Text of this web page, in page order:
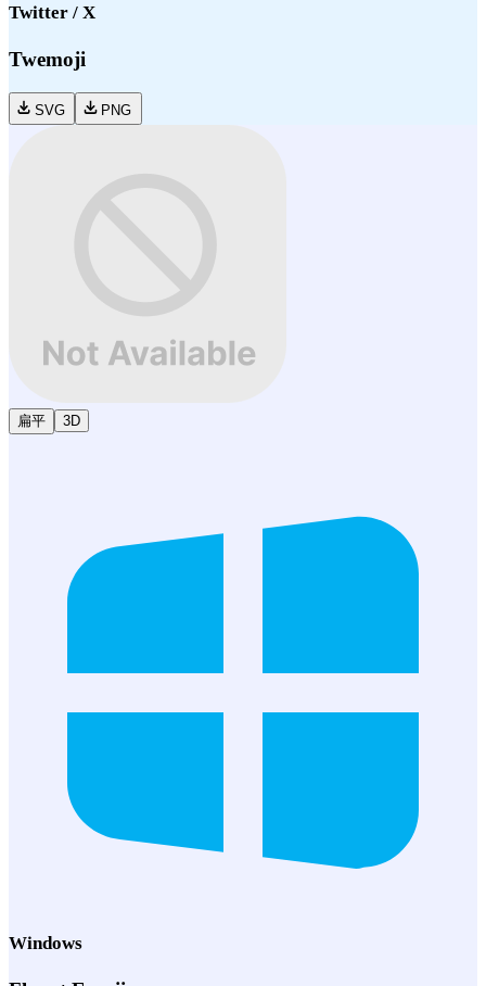
Twitter / X
Twemoji
SVG PNG
扁平 3D
Windows